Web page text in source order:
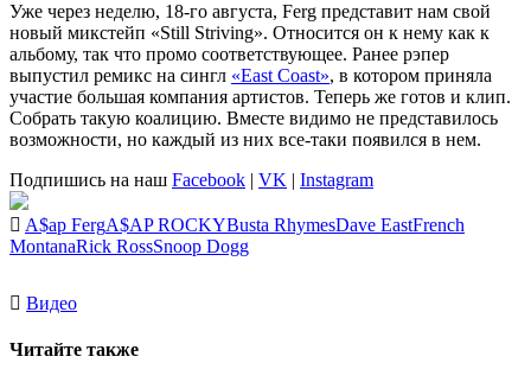
Уже через неделю, 18-го августа, Ferg представит нам свой
новый микстейп «Still Striving». Относится он к нему как к
альбому, так что промо соответствующее. Ранее рэпер
выпустил ремикс на сингл «East Coast», в котором приняла
участие большая компания артистов. Теперь же готов и клип.
Собрать такую коалицию. Вместе видимо не представилось
возможности, но каждый из них все-таки появился в нем.
Подпишись на наш Facebook | VK | Instagram
A$ap FergA$AP ROCKYBusta RhymesDave EastFrench
MontanaRick RossSnoop Dogg
Видео
Читайте также